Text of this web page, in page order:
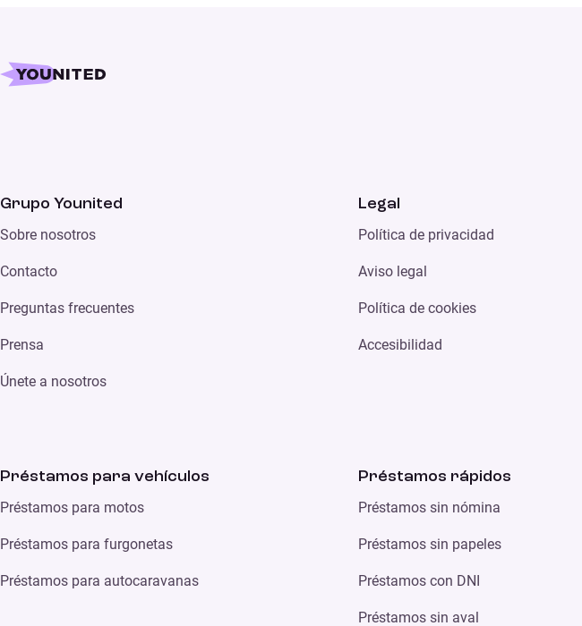
Grupo Younited
Sobre nosotros
Contacto
Preguntas frecuentes
Prensa
Únete a nosotros
Legal
Política de privacidad
Aviso legal
Política de cookies
Accesibilidad
Préstamos para vehículos
Préstamos para motos
Préstamos para furgonetas
Préstamos para autocaravanas
Préstamos rápidos
Préstamos sin nómina
Préstamos sin papeles
Préstamos con DNI
Préstamos sin aval